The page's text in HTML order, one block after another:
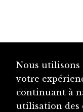
Nous utilisons
votre
continuant à
utilisation des